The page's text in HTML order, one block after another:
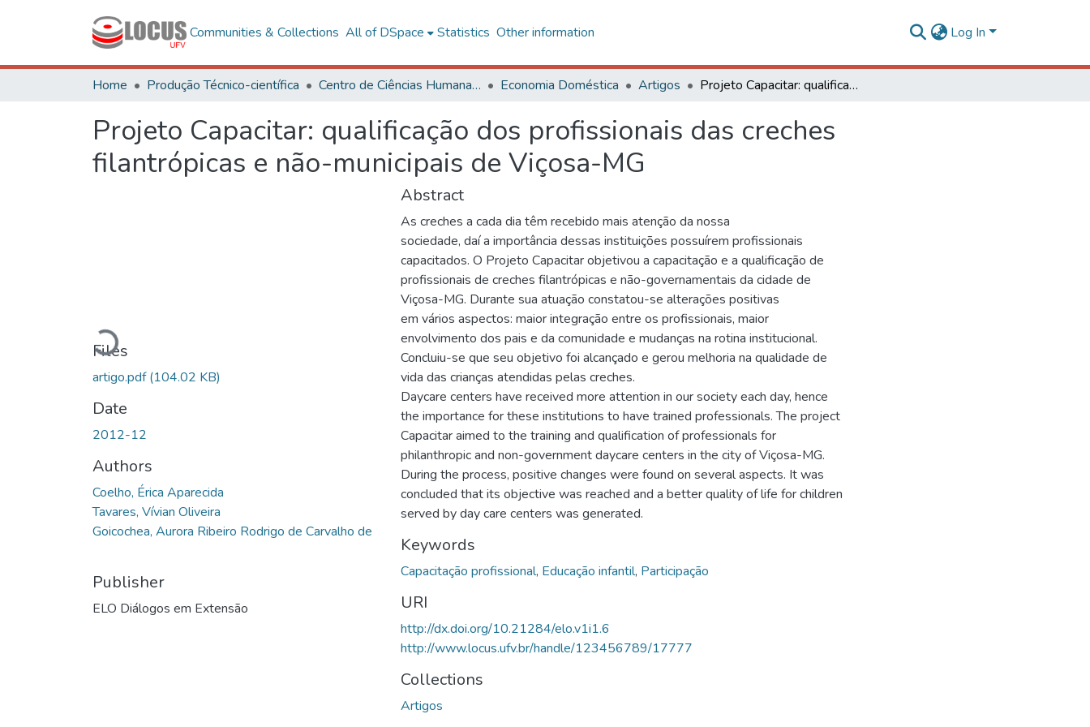
Communities & Collections All of DSpace Statistics Other information Log In
Home Produção Técnico-científica Centro de Ciências Humanas, Letras e Artes Economia Doméstica Artigos Projeto Capacitar: qualificação dos profissionais das creches filantrópicas e não-municipais de Viçosa-MG
Projeto Capacitar: qualificação dos profissionais das creches
filantrópicas e não-municipais de Viçosa-MG
Loading...
Files
artigo.pdf(104.02 KB)
Date
2012-12
Authors
Coelho, Érica Aparecida
Tavares, Vívian Oliveira
Goicochea, Aurora Ribeiro Rodrigo de Carvalho de
Publisher
ELO Diálogos em Extensão
Abstract
As creches a cada dia têm recebido mais atenção da nossa
sociedade, daí a importância dessas instituições possuírem profissionais
capacitados. O Projeto Capacitar objetivou a capacitação e a qualificação de
profissionais de creches filantrópicas e não-governamentais da cidade de
Viçosa-MG. Durante sua atuação constatou-se alterações positivas
em vários aspectos: maior integração entre os profissionais, maior
envolvimento dos pais e da comunidade e mudanças na rotina institucional.
Concluiu-se que seu objetivo foi alcançado e gerou melhoria na qualidade de
vida das crianças atendidas pelas creches.
Daycare centers have received more attention in our society each day, hence
the importance for these institutions to have trained professionals. The project
Capacitar aimed to the training and qualification of professionals for
philanthropic and non-government daycare centers in the city of Viçosa-MG.
During the process, positive changes were found on several aspects. It was
concluded that its objective was reached and a better quality of life for children
served by day care centers was generated.
Keywords
Capacitação profissional, Educação infantil, Participação
URI
http://dx.doi.org/10.21284/elo.v1i1.6
http://www.locus.ufv.br/handle/123456789/17777
Collections
Artigos